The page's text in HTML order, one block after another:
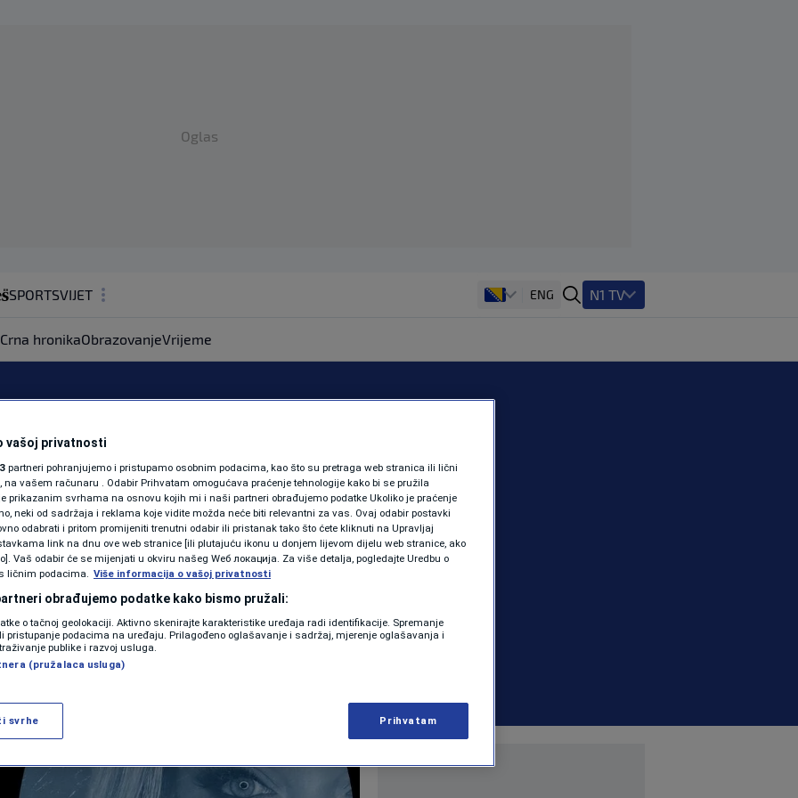
Oglas
SPORTSVIJET
ZDRAVLJE
SHOWBIZ
PODCAST
N1 SPECIJAL
FENOMENI
NEISTRAŽENO
VIRALNO
VIDEO
ENG N1 TV
Crna hronikaObrazovanjeVrijeme
roman
– priču o istini,
izborima
KULTURA 0 komentara
Više
vašoj privatnosti
partneri pohranjujemo i pristupamo osobnim podacima, kao što su pretraga web stranica ili lični
na vašem računaru . Odabir Prihvatam omogućava praćenje tehnologije kako bi se pružila
prikazanim svrhama na osnovu kojih mi i naši partneri obrađujemo podatke Ukoliko je praćenje
neki od sadržaja i reklama koje vidite možda neće biti relevantni za vas. Ovaj odabir postavki
odabrati i pritom promijeniti trenutni odabir ili pristanak tako što ćete kliknuti na Upravljaj
link na dnu ove web stranice [ili plutajuću ikonu u donjem lijevom dijelu web stranice, ako
Vaš odabir će se mijenjati u okviru našeg Wеб локација. Za više detalja, pogledajte Uredbu o
ličnim podacima. Više informacija o vašoj privatnosti
obrađujemo podatke kako bismo pružali:
o tačnoj geolokaciji. Aktivno skenirajte karakteristike uređaja radi identifikacije. Spremanje
pristupanje podacima na uređaju. Prilagođeno oglašavanje i sadržaj, mjerenje oglašavanja i
publike i razvoj usluga.
(pružalaca usluga)
svrhe Prihvatam